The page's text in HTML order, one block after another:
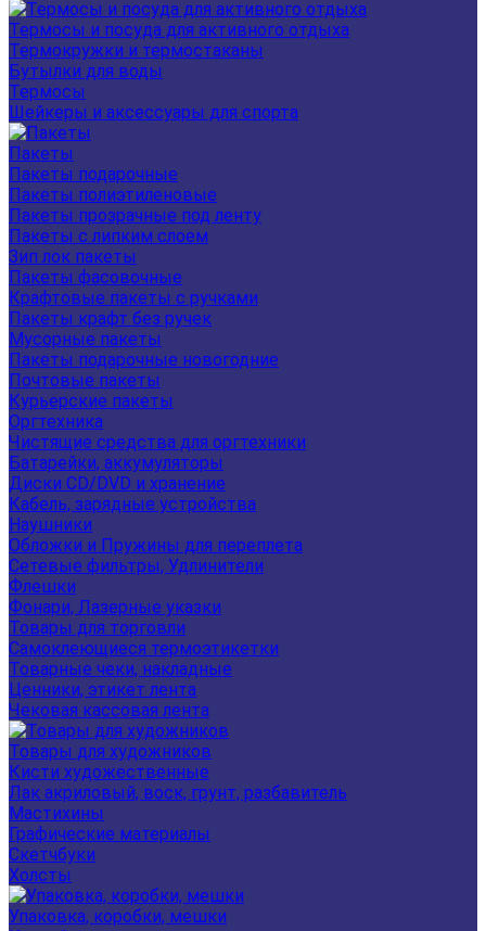
Термосы и посуда для активного отдыха
Термокружки и термостаканы
Бутылки для воды
Термосы
Шейкеры и аксессуары для спорта
Пакеты
Пакеты подарочные
Пакеты полиэтиленовые
Пакеты прозрачные под ленту
Пакеты с липким слоем
Зип лок пакеты
Пакеты фасовочные
Крафтовые пакеты с ручками
Пакеты крафт без ручек
Мусорные пакеты
Пакеты подарочные новогодние
Почтовые пакеты
Курьерские пакеты
Оргтехника
Чистящие средства для оргтехники
Батарейки, аккумуляторы
Диски CD/DVD и хранение
Кабель, зарядные устройства
Наушники
Обложки и Пружины для переплета
Сетевые фильтры, Удлинители
Флешки
Фонари, Лазерные указки
Товары для торговли
Самоклеющиеся термоэтикетки
Товарные чеки, накладные
Ценники, этикет лента
Чековая кассовая лента
Товары для художников
Кисти художественные
Лак акриловый, воск, грунт, разбавитель
Мастихины
Графические материалы
Скетчбуки
Холсты
Упаковка, коробки, мешки